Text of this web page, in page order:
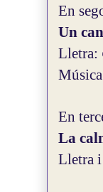
En
Un
Lletra:
En
La
Lletra i